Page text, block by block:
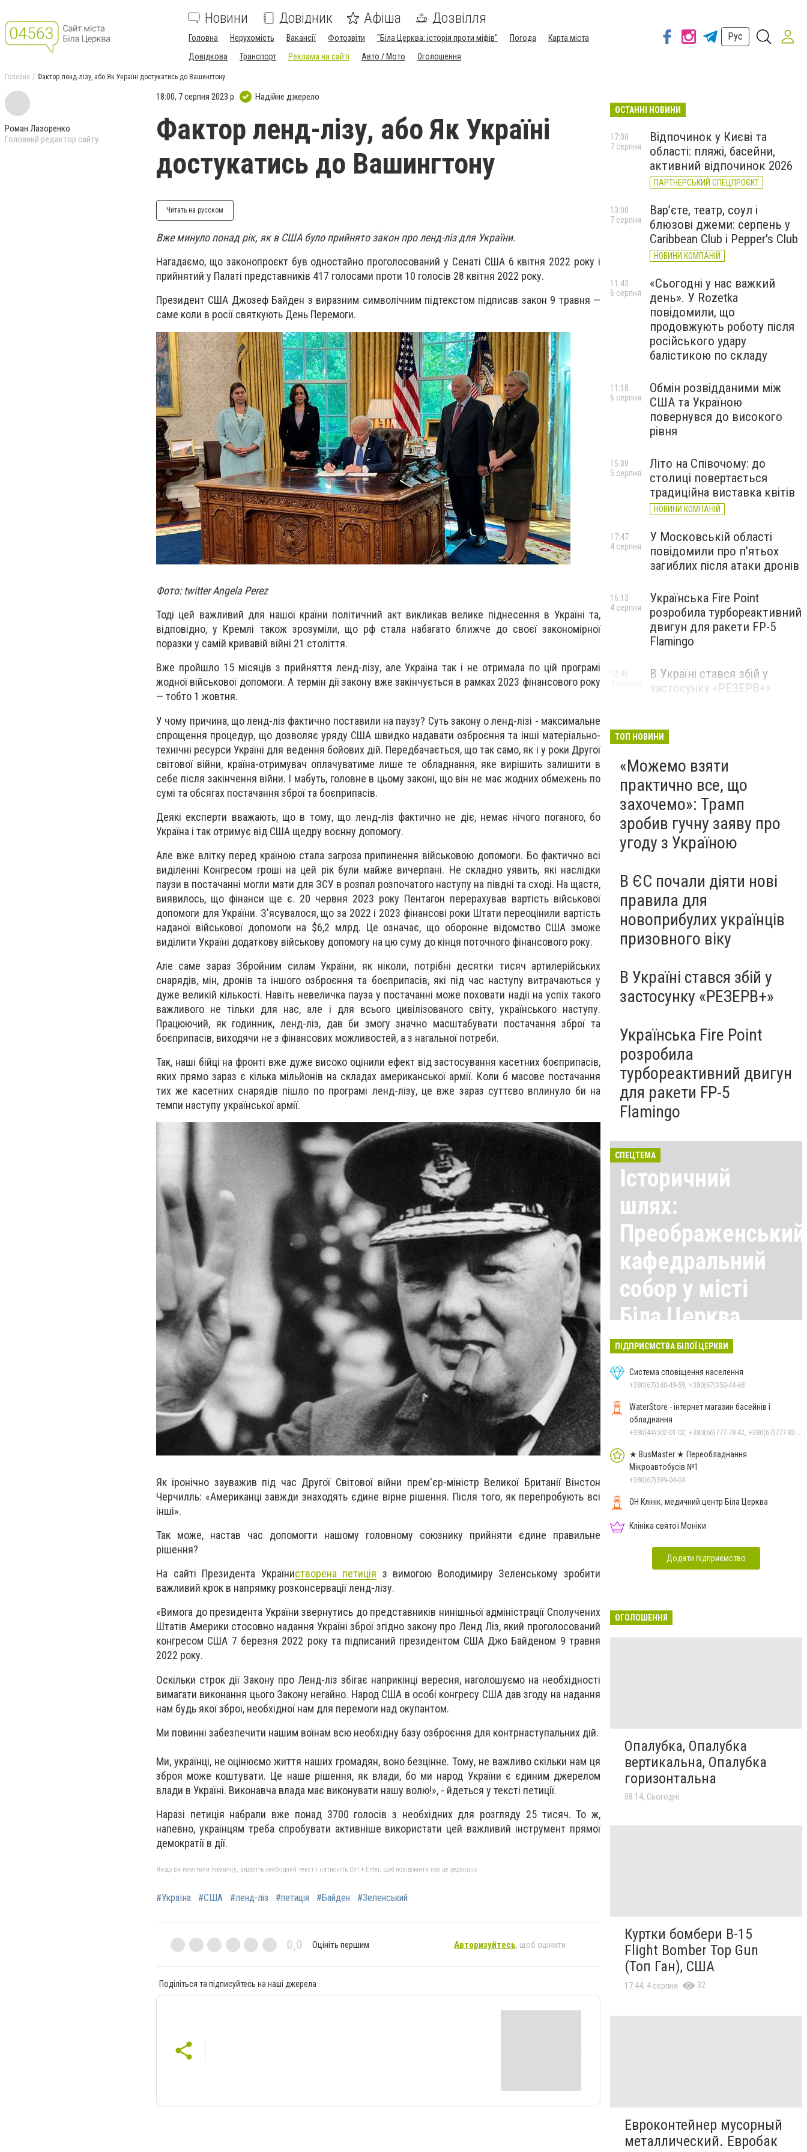
Новини Довідник Афіша Дозвілля
Головна Нерухомість Вакансії Фотозвіти "Біла Церква: історія проти міфів" Погода
Карта міста
Довідкова
Транспорт Реклама на сайті Авто / Мото Оголошення
Рус
Головна Фактор ленд-лізу, або Як Україні достукатись до Вашингтону
Роман Лазоренко
Головний редактор сайту
18:00, 7 серпня 2023 р. Надійне джерело
Фактор ленд-лізу, або Як Україні
достукатись до Вашингтону
Читать на русском
Вже минуло понад рік, як в США було прийнято закон про ленд-ліз для України.
Нагадаємо, що законопроєкт був одностайно проголосований у Сенаті США 6 квітня 2022 року і
прийнятий у Палаті представників 417 голосами проти 10 голосів 28 квітня 2022 року.
Президент США Джозеф Байден з виразним символічним підтекстом підписав закон 9 травня —
саме коли в росії святкують День Перемоги.
Фото: twitter Angela Perez
Тоді цей важливий для нашої країни політичний акт викликав велике піднесення в Україні та,
відповідно, у Кремлі також зрозуміли, що рф стала набагато ближче до своєї закономірної
поразки у самій кривавій війні 21 століття.
Вже пройшло 15 місяців з прийняття ленд-лізу, але Україна так і не отримала по цій програмі
жодної військової допомоги. А термін дії закону вже закінчується в рамках 2023 фінансового року
— тобто 1 жовтня.
У чому причина, що ленд-ліз фактично поставили на паузу? Суть закону о ленд-лізі - максимальне
спрощення процедур, що дозволяє уряду США швидко надавати озброєння та інші матеріально-
технічні ресурси Україні для ведення бойових дій. Передбачається, що так само, як і у роки Другої
світової війни, країна-отримувач оплачуватиме лише те обладнання, яке вирішить залишити в
себе після закінчення війни. І мабуть, головне в цьому законі, що він не має жодних обмежень по
сумі та обсягах постачання зброї та боєприпасів.
Деякі експерти вважають, що в тому, що ленд-ліз фактично не діє, немає нічого поганого, бо
Україна і так отримує від США щедру воєнну допомогу.
Але вже влітку перед країною стала загроза припинення військовою допомоги. Бо фактично всі
виділенні Конгресом гроші на цей рік були майже вичерпані. Не складно уявить, які наслідки
паузи в постачанні могли мати для ЗСУ в розпал розпочатого наступу на півдні та сході. На щастя,
виявилось, що фінанси ще є. 20 червня 2023 року Пентагон перерахував вартість військової
допомоги для України. З'ясувалося, що за 2022 і 2023 фінансові роки Штати переоцінили вартість
наданої військової допомоги на $6,2 млрд. Це означає, що оборонне відомство США зможе
виділити Україні додаткову військову допомогу на цю суму до кінця поточного фінансового року.
Але саме зараз Збройним силам України, як ніколи, потрібні десятки тисяч артилерійських
снарядів, мін, дронів та іншого озброєння та боєприпасів, які під час наступу витрачаються у
дуже великій кількості. Навіть невеличка пауза у постачанні може поховати надії на успіх такого
важливого не тільки для нас, але і для всього цивілізованого світу, українського наступу.
Працюючий, як годинник, ленд-ліз, дав би змогу значно масштабувати постачання зброї та
боєприпасів, виходячи не з фінансових можливостей, а з нагальної потреби.
Так, наші бійці на фронті вже дуже високо оцінили ефект від застосування касетних боєприпасів,
яких прямо зараз є кілька мільйонів на складах американської армії. Коли б масове постачання
тих же касетних снарядів пішло по програмі ленд-лізу, це вже зараз суттєво вплинуло би на
темпи наступу української армії.
Як іронічно зауважив під час Другої Світової війни прем'єр-міністр Великої Британії Вінстон
Черчилль: «Американці завжди знаходять єдине вірне рішення. Після того, як перепробують всі
інші».
Так може, настав час допомогти нашому головному союзнику прийняти єдине правильне
рішення?
На сайті Президента Українистворена петиція з вимогою Володимиру Зеленському зробити
важливий крок в напрямку розконсервації ленд-лізу.
«Вимога до президента України звернутись до представників нинішньої адміністрації Сполучених
Штатів Америки стосовно надання Україні зброї згідно закону про Ленд Ліз, який проголосований
конгресом США 7 березня 2022 року та підписаний президентом США Джо Байденом 9 травня
2022 року.
Оскільки строк дії Закону про Ленд-ліз збігає наприкінці вересня, наголошуємо на необхідності
вимагати виконання цього Закону негайно. Народ США в особі конгресу США дав згоду на надання
нам будь якої зброї, необхідної нам для перемоги над окупантом.
Ми повинні забезпечити нашим воїнам всю необхідну базу озброєння для контрнаступальних дій.
Ми, українці, не оцінюємо життя наших громадян, воно безцінне. Тому, не важливо скільки нам ця
зброя може коштувати. Це наше рішення, як влади, бо ми народ України є єдиним джерелом
влади в Україні. Виконавча влада має виконувати нашу волю!», - йдеться у тексті петиції.
Наразі петиція набрали вже понад 3700 голосів з необхідних для розгляду 25 тисяч. То ж,
напевно, українцям треба спробувати активніше використати цей важливий інструмент прямої
демократії в дії.
Якщо ви помітили помилку, виділіть необхідний текст і натисніть Ctrl + Enter, щоб повідомити про це редакцію
#Україна #США #ленд-ліз #петиція #Байден #Зеленський
0,0 Оцініть першим Авторизуйтесь, щоб оцінити
Поділіться та підписуйтесь на наші джерела
ОСТАННІ НОВИНИ
Відпочинок у Києві та
області: пляжі, басейни,
активний відпочинок 2026
ПАРТНЕРСЬКИЙ СПЕЦПРОЄКТ
17:00
7 серпня
Вар’єте, театр, соул і
блюзові джеми: серпень у
Caribbean Club і Pepper's Club
НОВИНИ КОМПАНІЙ
13:00
7 серпня
«Сьогодні у нас важкий
день». У Rozetka
повідомили, що
продовжують роботу після
російського удару
балістикою по складу
11:43
6 серпня
Обмін розвідданими між
США та Україною
повернувся до високого
рівня
11:18
6 серпня
Літо на Співочому: до
столиці повертається
традиційна виставка квітів
НОВИНИ КОМПАНІЙ
15:00
5 серпня
У Московській області
повідомили про п’ятьох
загиблих після атаки дронів
17:47
4 серпня
Українська Fire Point
розробила турбореактивний
двигун для ракети FP-5
Flamingo
16:13
4 серпня
В Україні стався збій у
застосунку «РЕЗЕРВ+»
12:46
ТОП НОВИНИ
«Можемо взяти
практично все, що
захочемо»: Трамп
зробив гучну заяву про
угоду з Україною
В ЄС почали діяти нові
правила для
новоприбулих українців
призовного віку
В Україні стався збій у
застосунку «РЕЗЕРВ+»
Українська Fire Point
розробила
турбореактивний двигун
для ракети FP-5
Flamingo
СПЕЦТЕМА
Історичний
шлях:
Преображенський
кафедральний
собор у місті
Біла Церква
Всі матеріали тут
ПІДПРИЄМСТВА БІЛОЇ ЦЕРКВИ
Система сповіщення населення
+380(67)340-49-59, +380(67)350-44-68
WaterStore - інтернет магазин басейнів і
обладнання
★ BusMaster ★ Переобладнання
Мікроавтобусів №1
+380(67)599-04-04
ОН Клінік, медичний центр Біла Церква
Клініка святої Моніки
Додати підприємство
ОГОЛОШЕННЯ
Опалубка, Опалубка
вертикальна, Опалубка
горизонтальна
08:14, Сьогодні
Куртки бомбери B-15
Flight Bomber Top Gun
(Топ Ган), США
17:44, 4 серпня 32
Евроконтейнер мусорный
металлический. Евробак